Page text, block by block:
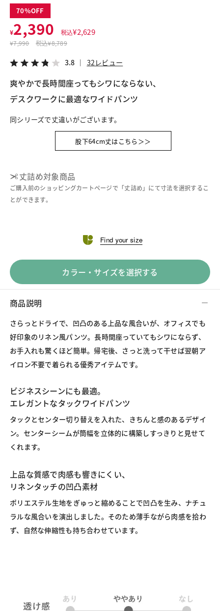
70
¥2,390 税込¥2,629
¥7,990 税込¥8,789
3.8 32レビュー
爽やかで長時間座ってもシワにならない、
デスクワークに最適なワイドパンツ
同シリーズで丈違いがございます。
股下64cm丈はこちら＞＞
丈詰め対象商品
ご購入前のショッピングカートページで「丈詰め」にて寸法を選択するこ
とができます。
Find your size
カラー・サイズを選択する
商品説明
さらっとドライで、凹凸のある上品な風合いが、オフィスでも
好印象のリネン風パンツ。長時間座っていてもシワにならず、
お手入れも驚くほど簡単。帰宅後、さっと洗って干せば翌朝ア
イロン不要で着られる優秀アイテムです。
ビジネスシーンにも最適。
エレガントなタックワイドパンツ
タックとセンター切り替えを入れた、きちんと感のあるデザイ
ン。センターシームが筒幅を立体的に構築しすっきりと見せて
くれます。
上品な質感で肉感も響きにくい、
リネンタッチの凹凸素材
ポリエステル生地をぎゅっと縮めることで凹凸を生み、ナチュ
ラルな風合いを演出しました。そのため薄手ながら肉感を拾わ
ず、自然な伸縮性も持ち合わせています。
¥2,390
税込¥2,629
LINE X メール